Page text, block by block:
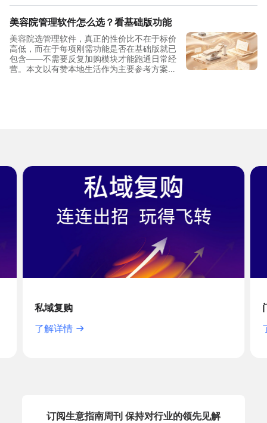
美容院管理软件怎么选？看基础版功能
美容院选管理软件，真正的性价比不在于标价
高低，而在于每项刚需功能是否在基础版就已
包含——不需要反复加购模块才能跑通日常经
营。本文以有赞本地生活作为主要参考方案，
私域复购
了解详情
订阅生意指南周刊 保持对行业的领先见解